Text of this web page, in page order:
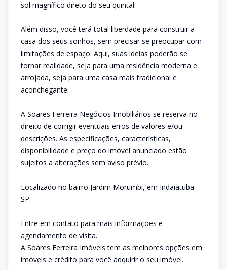
sol magnífico direto do seu quintal.
Além disso, você terá total liberdade para construir a
casa dos seus sonhos, sem precisar se preocupar com
limitações de espaço. Aqui, suas ideias poderão se
tornar realidade, seja para uma residência moderna e
arrojada, seja para uma casa mais tradicional e
aconchegante.
A Soares Ferreira Negócios Imobiliários se reserva no
direito de corrigir eventuais erros de valores e/ou
descrições. As especificações, características,
disponibilidade e preço do imóvel anunciado estão
sujeitos a alterações sem aviso prévio.
Localizado no bairro Jardim Morumbi, em Indaiatuba-
SP.
Entre em contato para mais informações e
agendamento de visita.
A Soares Ferreira Imóveis tem as melhores opções em
imóveis e crédito para você adquirir o seu imóvel.